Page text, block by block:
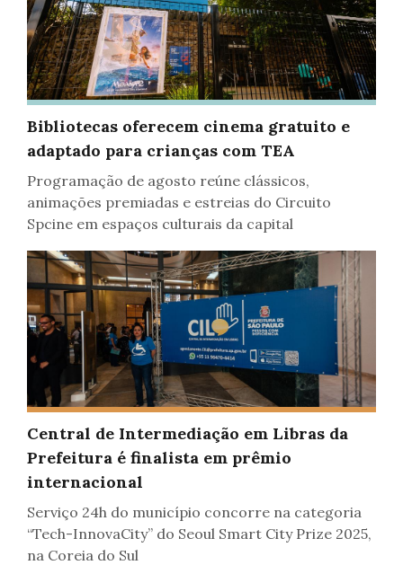
Bibliotecas oferecem cinema gratuito e
adaptado para crianças com TEA
Programação de agosto reúne clássicos,
animações premiadas e estreias do Circuito
Spcine em espaços culturais da capital
Central de Intermediação em Libras da
Prefeitura é finalista em prêmio
internacional
Serviço 24h do município concorre na categoria
“Tech-InnovaCity” do Seoul Smart City Prize 2025,
na Coreia do Sul
Habitação, Inclusão, Infraestrutura